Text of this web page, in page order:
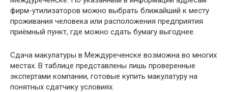
фирм-утилизаторов можно выбрать ближайший к месту
проживания человека или расположения предприятия
приёмный пункт, где можно сдать бумагу выгоднее.
Сдача макулатуры в Междуреченске возможна во многих
местах. В таблице представлены лишь проверенные
экспертами компании, готовые купить макулатуру на
понятных сдатчику условиях.